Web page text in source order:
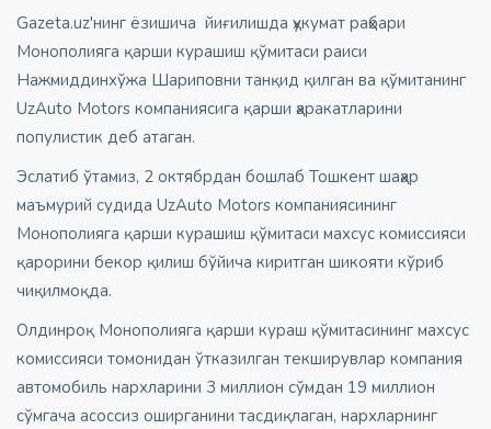
Gazeta.uz'нинг ёзишича йиғилишда ҳукумат раҳбари
Монополияга қарши курашиш қўмитаси раиси
Нажмиддинхўжа Шариповни танқид қилган ва қўмитанинг
UzAuto Motors компаниясига қарши ҳаракатларини
популистик деб атаган.
Эслатиб ўтамиз, 2 октябрдан бошлаб Тошкент шаҳар
маъмурий судида UzAuto Motors компаниясининг
Монополияга қарши курашиш қўмитаси махсус комиссияси
қарорини бекор қилиш бўйича киритган шикояти кўриб
чиқилмоқда.
Олдинроқ Монополияга қарши кураш қўмитасининг махсус
комиссияси томонидан ўтказилган текширувлар компания
автомобиль нархларини 3 миллион сўмдан 19 миллион
сўмгача асоссиз оширганини тасдиқлаган, нархларнинг